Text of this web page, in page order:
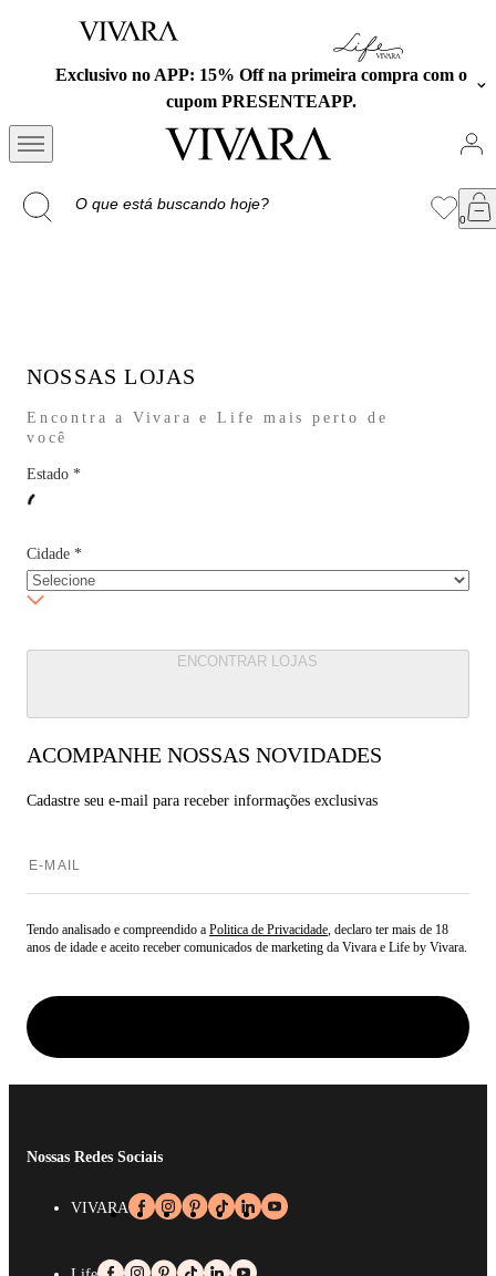
Exclusivo no APP: 15% Off na primeira compra com o
cupom PRESENTEAPP.
NOSSAS LOJAS
Encontra a Vivara e Life mais perto de
você
Estado *
Cidade *
ENCONTRAR LOJAS
ACOMPANHE NOSSAS NOVIDADES
Cadastre seu e-mail para receber informações exclusivas
Tendo analisado e compreendido a Politica de Privacidade, declaro ter mais de 18
anos de idade e aceito receber comunicados de marketing da Vivara e Life by Vivara.
Nossas Redes Sociais
VIVARA